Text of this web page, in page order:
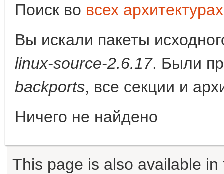
Поиск во всех архитектурах
Вы искали пакеты
linux-source-2.6.17. Были
backports, все секции и
Ничего не найдено
This page is also available